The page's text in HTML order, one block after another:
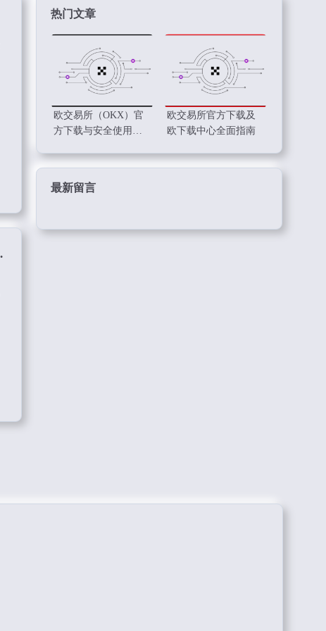
热门文章
欧交易所（OKX）官
方下载与安全使用指
欧交易所官方下载及
欧下载中心全面指南
最新留言